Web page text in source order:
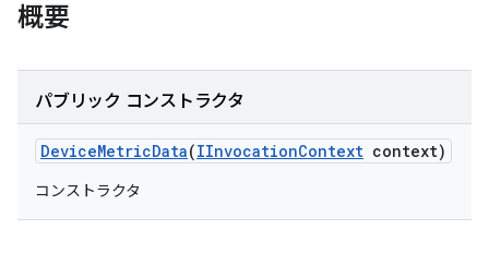
概要
パブリック コンストラクタ
DeviceMetricData(IInvocationContext context)
コンストラクタ